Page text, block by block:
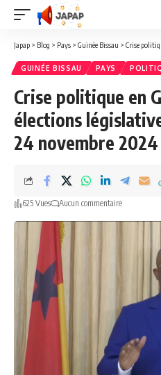
Japap > Blog > Pays > Guinée Bissau > Crise politique en
GUINÉE BISSAU PAYS
Crise politique en
élections
24 novembre
625 Vues Aucun commentaire